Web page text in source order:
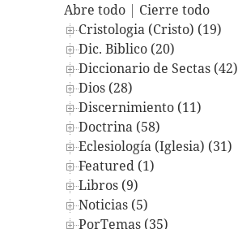
Abre todo | Cierre todo
Cristologia (Cristo) (19)
Dic. Biblico (20)
Diccionario de Sectas (42)
Dios (28)
Discernimiento (11)
Doctrina (58)
Eclesiología (Iglesia) (31)
Featured (1)
Libros (9)
Noticias (5)
PorTemas (35)